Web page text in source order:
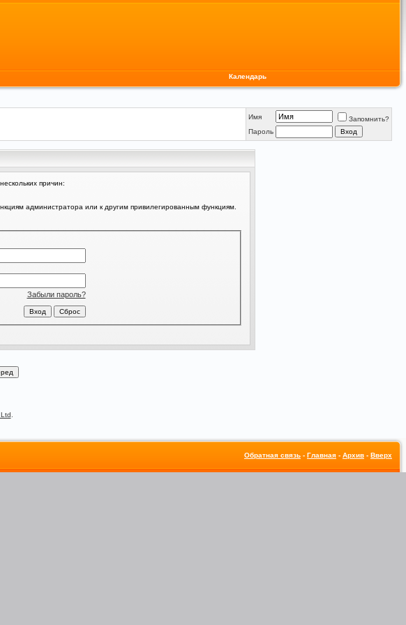
Календарь
Имя
Запомнить?
Пароль
причин:
администратора или к другим привилегированным функциям.
Забыли пароль?
Обратная связь - Главная - Архив - Вверх